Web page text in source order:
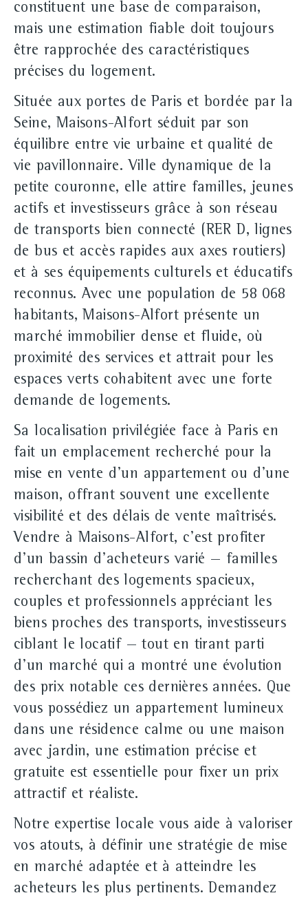
constituent une base de comparaison,
mais une estimation fiable doit toujours
être rapprochée des caractéristiques
précises du logement.
Située aux portes de Paris et bordée par la
Seine, Maisons-Alfort séduit par son
équilibre entre vie urbaine et qualité de
vie pavillonnaire. Ville dynamique de la
petite couronne, elle attire familles, jeunes
actifs et investisseurs grâce à son réseau
de transports bien connecté (RER D, lignes
de bus et accès rapides aux axes routiers)
et à ses équipements culturels et éducatifs
reconnus. Avec une population de 58 068
habitants, Maisons-Alfort présente un
marché immobilier dense et fluide, où
proximité des services et attrait pour les
espaces verts cohabitent avec une forte
demande de logements.
Sa localisation privilégiée face à Paris en
fait un emplacement recherché pour la
mise en vente d'un appartement ou d'une
maison, offrant souvent une excellente
visibilité et des délais de vente maîtrisés.
Vendre à Maisons-Alfort, c'est profiter
d'un bassin d'acheteurs varié — familles
recherchant des logements spacieux,
couples et professionnels appréciant les
biens proches des transports, investisseurs
ciblant le locatif — tout en tirant parti
d'un marché qui a montré une évolution
des prix notable ces dernières années. Que
vous possédiez un appartement lumineux
dans une résidence calme ou une maison
avec jardin, une estimation précise et
gratuite est essentielle pour fixer un prix
attractif et réaliste.
Notre expertise locale vous aide à valoriser
vos atouts, à définir une stratégie de mise
en marché adaptée et à atteindre les
acheteurs les plus pertinents. Demandez